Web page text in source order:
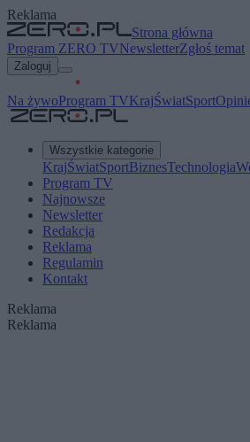
Reklama
Strona główna
Program ZERO TVNewsletterZgłoś temat
Zaloguj
Na żywoProgram TVKrajŚwiatSport
Wszystkie kategorie
KrajŚwiatSportBiznesTechnologia
Program TV
Najnowsze
Newsletter
Redakcja
Reklama
Regulamin
Kontakt
Reklama
Reklama